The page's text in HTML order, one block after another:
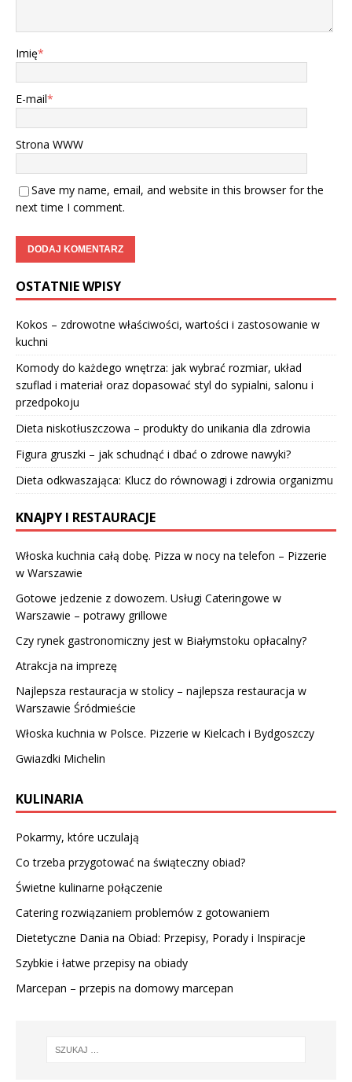
Imię*
E-mail*
Strona WWW
Save my name, email, and website in this browser for the
next time I comment.
OSTATNIE WPISY
Kokos – zdrowotne właściwości, wartości i zastosowanie w
kuchni
Komody do każdego wnętrza: jak wybrać rozmiar, układ
szuflad i materiał oraz dopasować styl do sypialni, salonu i
przedpokoju
Dieta niskotłuszczowa – produkty do unikania dla zdrowia
Figura gruszki – jak schudnąć i dbać o zdrowe nawyki?
Dieta odkwaszająca: Klucz do równowagi i zdrowia organizmu
KNAJPY I RESTAURACJE
Włoska kuchnia całą dobę. Pizza w nocy na telefon – Pizzerie
w Warszawie
Gotowe jedzenie z dowozem. Usługi Cateringowe w
Warszawie – potrawy grillowe
Czy rynek gastronomiczny jest w Białymstoku opłacalny?
Atrakcja na imprezę
Najlepsza restauracja w stolicy – najlepsza restauracja w
Warszawie Śródmieście
Włoska kuchnia w Polsce. Pizzerie w Kielcach i Bydgoszczy
Gwiazdki Michelin
KULINARIA
Pokarmy, które uczulają
Co trzeba przygotować na świąteczny obiad?
Świetne kulinarne połączenie
Catering rozwiązaniem problemów z gotowaniem
Dietetyczne Dania na Obiad: Przepisy, Porady i Inspiracje
Szybkie i łatwe przepisy na obiady
Marcepan – przepis na domowy marcepan